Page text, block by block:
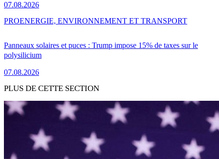
07.08.2026
Panneaux solaires et puces : Trump impose 15% de taxes sur le
polysilicium
07.08.2026
PROENERGIE, ENVIRONNEMENT ET TRANSPORT
PLUS DE CETTE SECTION